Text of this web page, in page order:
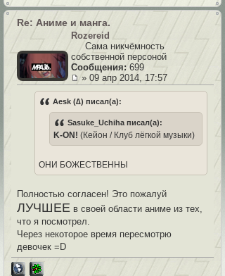
Re: Аниме и манга.
Rozereid
Сама никчёмность
собственной персоной
Сообщения:699
» 09 апр 2014, 17:57
Aesk (∆) писал(а):
Sasuke_Uchiha писал(а):
K-ON! (Кейон / Клуб лёгкой музыки)
ОНИ БОЖЕСТВЕННЫ
Полностью согласен! Это пожалуй
ЛУЧШЕЕ в своей области аниме из тех,
что я посмотрел.
Через некоторое время пересмотрю
девочек =D